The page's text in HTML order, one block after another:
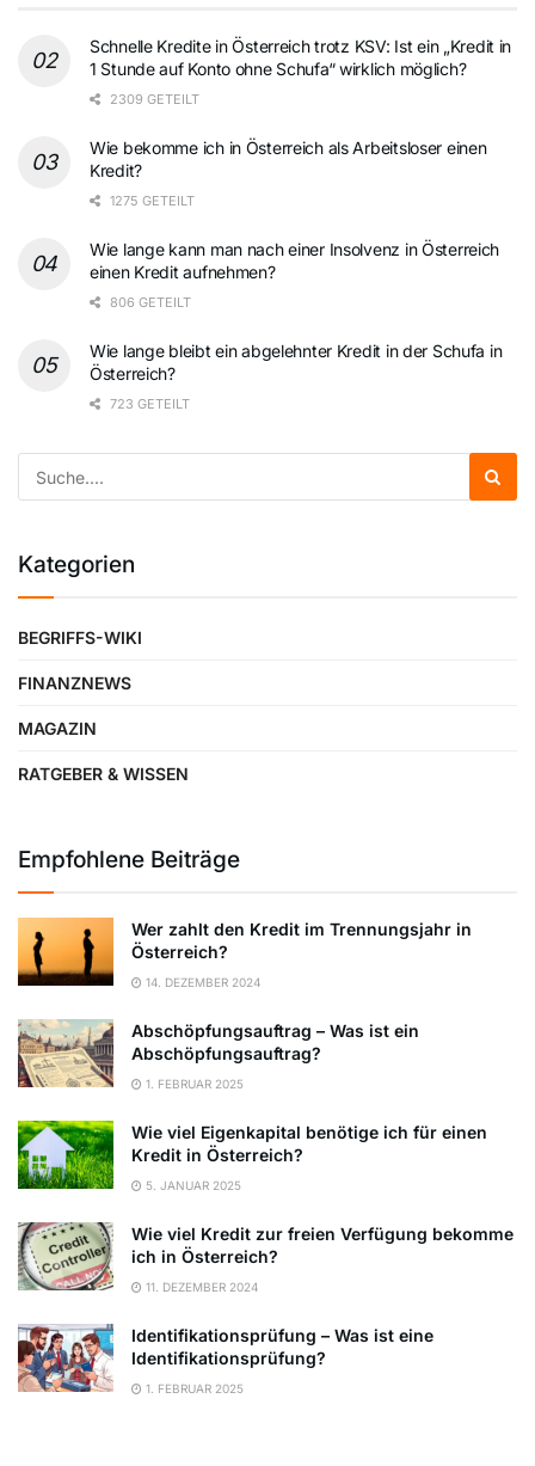
Schnelle Kredite in Österreich trotz KSV: Ist ein „Kredit in
1 Stunde auf Konto ohne Schufa“ wirklich möglich?
2309 GETEILT
Wie bekomme ich in Österreich als Arbeitsloser einen
Kredit?
1275 GETEILT
Wie lange kann man nach einer Insolvenz in Österreich
einen Kredit aufnehmen?
806 GETEILT
Wie lange bleibt ein abgelehnter Kredit in der Schufa in
Österreich?
723 GETEILT
Kategorien
BEGRIFFS-WIKI
FINANZNEWS
MAGAZIN
RATGEBER & WISSEN
Empfohlene Beiträge
Wer zahlt den Kredit im Trennungsjahr in
Österreich?
14. DEZEMBER 2024
Abschöpfungsauftrag – Was ist ein
Abschöpfungsauftrag?
1. FEBRUAR 2025
Wie viel Eigenkapital benötige ich für einen
Kredit in Österreich?
5. JANUAR 2025
Wie viel Kredit zur freien Verfügung bekomme
ich in Österreich?
11. DEZEMBER 2024
Identifikationsprüfung – Was ist eine
Identifikationsprüfung?
1. FEBRUAR 2025